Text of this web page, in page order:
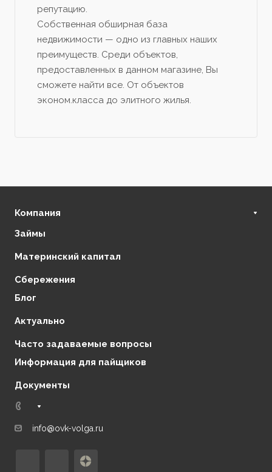
репутацию.
Собственная обширная база
недвижимости — одно из главных наших
преимуществ. Среди объектов,
предоставленных в данном магазине, Вы
сможете найти все. От объектов
эконом.класса до элитного жилья.
Компания
О нас
Финансовая стабильность
Отзывы
Партнеры
Контакты
Займы
Материнский капитал
Сбережения
Блог
Актуально
Часто задаваемые вопросы
Информация для пайщиков
Документы
info@ovk-volga.ru